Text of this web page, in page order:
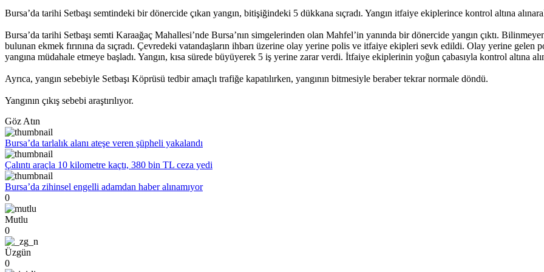
Bursa’da tarihi Setbaşı semtindeki bir dönercide çıkan yangın, bitişiğindeki 5 dükkana sıçradı. Yangın itfaiye ekiplerince kontrol altına
Bursa’da tarihi Setbaşı semti Karaağaç Mahallesi’nde Bursa’nın simgelerinden olan Mahfel’in yanında bir dönercide yangın çıktı.
bulunan ekmek fırınına da sıçradı. Çevredeki vatandaşların ihbarı üzerine olay yerine polis ve itfaiye ekipleri sevk edildi. Olay yerine gelen
yangına müdahale etmeye başladı. Yangın, kısa sürede büyüyerek 5 iş yerine zarar verdi. İtfaiye ekiplerinin yoğun çabasıyla kontrol altına
Ayrıca, yangın sebebiyle Setbaşı Köprüsü tedbir amaçlı trafiğe kapatılırken, yangının bitmesiyle beraber tekrar normale döndü.
Yangının çıkış sebebi araştırılıyor.
Göz Atın
Bursa’da tarlalık alanı ateşe veren şüpheli yakalandı
Çalıntı araçla 10 kilometre kaçtı, 380 bin TL ceza yedi
Bursa’da zihinsel engelli adamdan haber alınamıyor
0
Mutlu
0
Üzgün
0